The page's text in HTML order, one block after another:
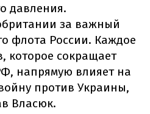
давления.
за важный
флота России. Каждое
которое сокращает
напрямую влияет на
против Украины,
Власюк.